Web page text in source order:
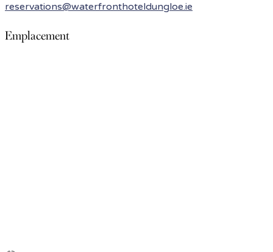
reservations@waterfronthoteldungloe.ie
Emplacement